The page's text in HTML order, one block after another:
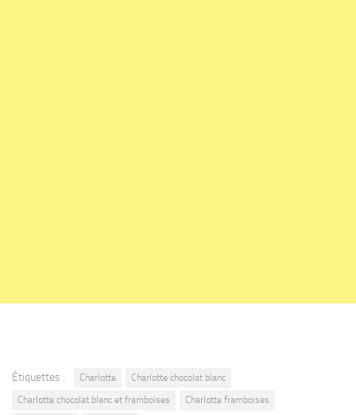
Étiquettes : Charlotte
Charlotte chocolat blanc
Charlotte chocolat blanc et framboises
Charlotte framboises